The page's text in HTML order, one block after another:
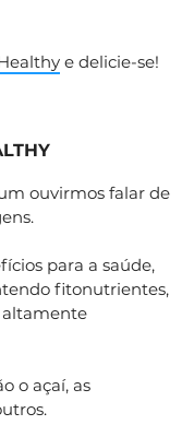
e delicie-se!
ouvirmos falar de
para a saúde,
fitonutrientes,
altamente
o açaí, as